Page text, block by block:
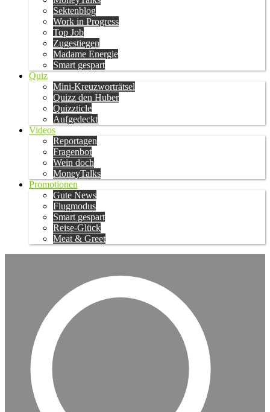
Sektenblog
Work in Progress
Top Job
Zugestiegen
Madame Energie
Smart gespart
Quiz
Mini-Kreuzworträtsel
Quizz den Huber
Quizzticle
Aufgedeckt
Videos
Reportagen
Fragenbot
Wein doch
MoneyTalks
Promotionen
Gute News
Flugmodus
Smart gespart
Reise-Glück
Meat & Greet